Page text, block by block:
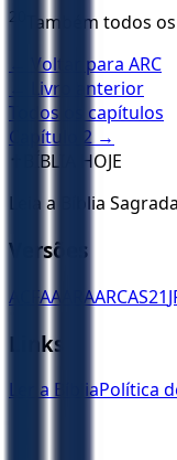
20
Também todos
← Voltar para ARC
← Livro anterior
Todos os capítulos
Capítulo
2 →
BÍBLIA HOJE
Leia a Bíblia
Versões
ACFAA ARAARCAS21
Links
Ler a BíbliaPolítica